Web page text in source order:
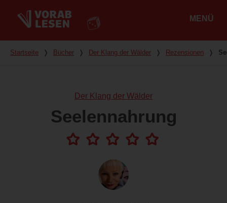
MENÜ
Du bist hier
Startseite ❭ Bücher ❭ Der Klang der Wälder ❭ Rezensionen ❭
Der Klang der Wälder
Seelennahrung